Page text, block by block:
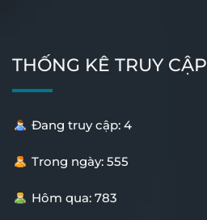
THỐNG KÊ TRUY CẬP
Đang truy cập: 4
Trong ngày: 555
Hôm qua: 783